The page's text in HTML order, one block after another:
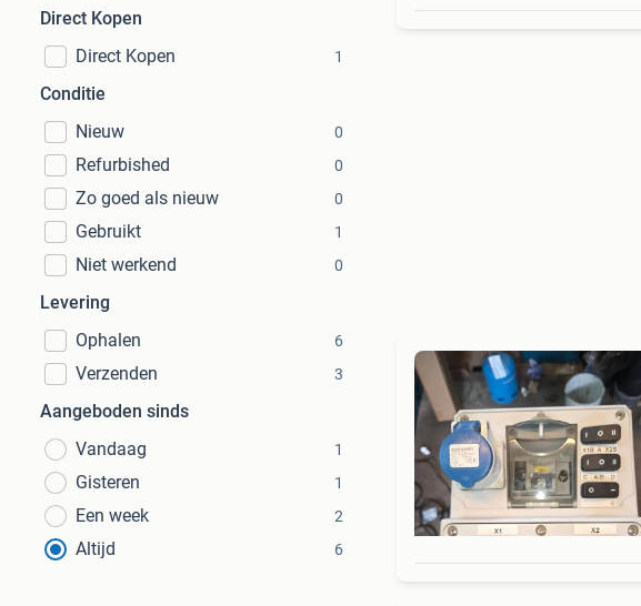
Direct Kopen
Direct Kopen
1
Conditie
Nieuw
0
Refurbished 0
Zo goed als nieuw 0
Gebruikt 1
Niet werkend 0
Levering
Ophalen
6
Verzenden 3
Aangeboden sinds
Vandaag
1
Gisteren 1
Een week 2
Altijd 6